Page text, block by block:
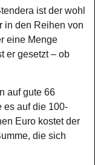
ist der wohl
in den Reihen von
eine Menge
er gesetzt – ob
auf gute 66
es auf die 100-
Euro kostet der
die sich